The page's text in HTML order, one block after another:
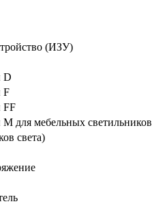
(ИЗУ)
D
F
FF
М для мебельных светильников
света)